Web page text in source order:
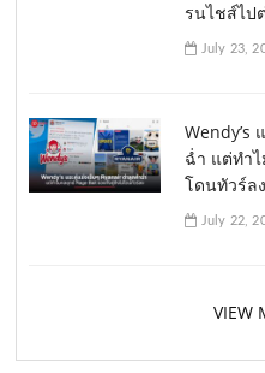
รนไชส์ไป
July 23,
Wendy’s
ฉ่ำ แต่ทำไ
โดนทัวร์ล
July 22,
VIEW